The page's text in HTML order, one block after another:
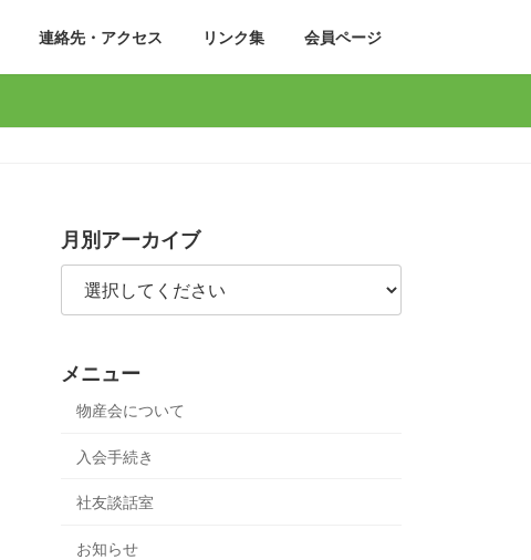
連絡先・アクセス リンク集 会員ページ
月別アーカイブ
メニュー
物産会について
入会手続き
社友談話室
お知らせ